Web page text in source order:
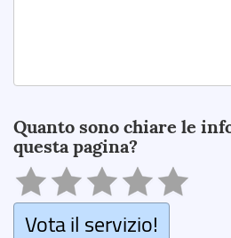
Quanto sono chiare le
questa pagina?
Vota il servizio!